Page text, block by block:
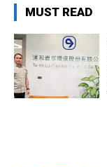
MUST READ